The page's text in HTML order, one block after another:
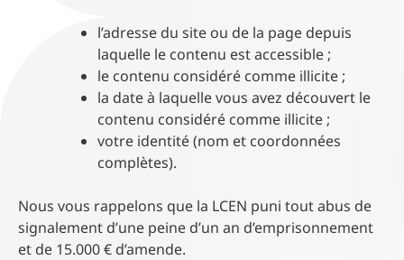
l’adresse du site ou de la page depuis
laquelle le contenu est accessible ;
le contenu considéré comme illicite ;
la date à laquelle vous avez découvert le
contenu considéré comme illicite ;
votre identité (nom et coordonnées
complètes).
Nous vous rappelons que la LCEN puni tout abus de
signalement d’une peine d’un an d’emprisonnement
et de 15.000 € d’amende.